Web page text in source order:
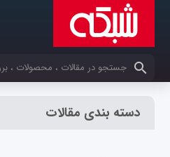
کلمات کلیدی خود را وارد کنید
دسته بندی مقالات